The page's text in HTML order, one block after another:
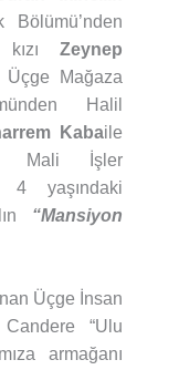
kızı Zeynep
Mağaza
Halil
Kabaile
Mali İşler
4 yaşındaki
“Mansiyon
Üçge İnsan
Candere “Ulu
armağanı